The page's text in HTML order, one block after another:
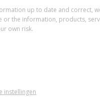
up to date and correct,
or the information, products,
own risk.
instellingen